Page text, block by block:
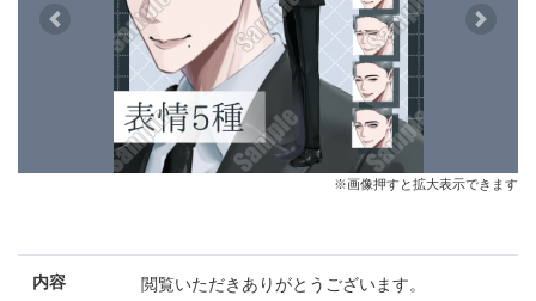
Previous Next
※画像押すと拡大表示できます
内容
閲覧いただきありがとうございます。